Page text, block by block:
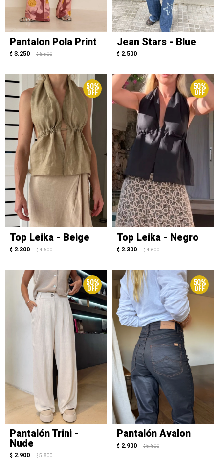
Pantalon Pola Print
$ 3.250 $ 6.500
Jean Stars - Blue
$ 2.500
Top Leika - Beige
$ 2.300 $ 4.600
Top Leika - Negro
$ 2.300 $ 4.600
Pantalón Trini -
Nude
$ 2.900 $ 5.800
Pantalón Avalon
$ 2.900 $ 5.800